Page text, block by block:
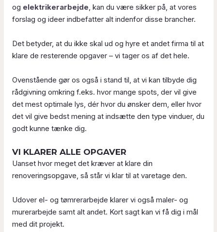
og elektrikerarbejde, kan du være sikker på, at vores
forslag og ideer indbefatter alt indenfor disse brancher.
Det betyder, at du ikke skal ud og hyre et andet firma til at
klare de resterende opgaver – vi tager os af det hele.
Ovenstående gør os også i stand til, at vi kan tilbyde dig
rådgivning omkring f.eks. hvor mange spots, der vil give
det mest optimale lys, dér hvor du ønsker dem, eller hvor
det vil give bedst mening at indsætte den type vinduer, du
godt kunne tænke dig.
VI KLARER ALLE OPGAVER
Uanset hvor meget det kræver at klare din
renoveringsopgave, så står vi klar til at varetage den.
Udover el- og tømrerarbejde klarer vi også maler- og
murerarbejde samt alt andet. Kort sagt kan vi få dig i mål
med dit projekt.